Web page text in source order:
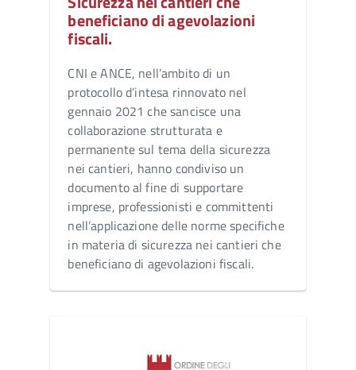
beneficiano di agevolazioni
fiscali.
CNI e ANCE, nell’ambito di un
protocollo d’intesa rinnovato nel
gennaio 2021 che sancisce una
collaborazione strutturata e
permanente sul tema della sicurezza
nei cantieri, hanno condiviso un
documento al fine di supportare
imprese, professionisti e committenti
nell’applicazione delle norme specifiche
in materia di sicurezza nei cantieri che
beneficiano di agevolazioni fiscali.